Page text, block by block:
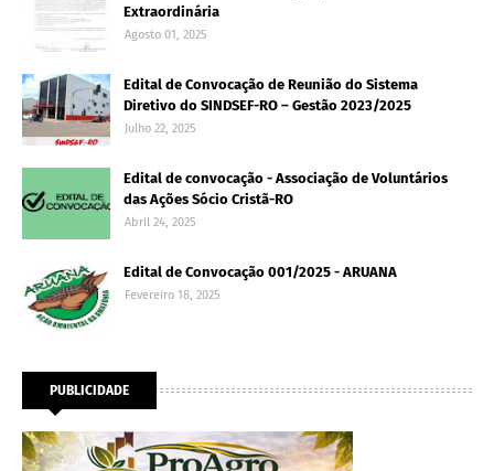
Extraordinária
Agosto 01, 2025
Edital de Convocação de Reunião do Sistema
Diretivo do SINDSEF-RO – Gestão 2023/2025
Julho 22, 2025
Edital de convocação - Associação de Voluntários
das Ações Sócio Cristã-RO
Abril 24, 2025
Edital de Convocação 001/2025 - ARUANA
Fevereiro 18, 2025
PUBLICIDADE